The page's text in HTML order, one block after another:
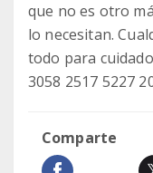
que no es otro
lo necesitan.
todo para
3058 2517 5227
Comparte